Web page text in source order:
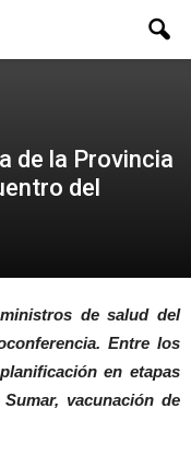
de la Provincia
del
de salud del
Entre los
en etapas
vacunación de